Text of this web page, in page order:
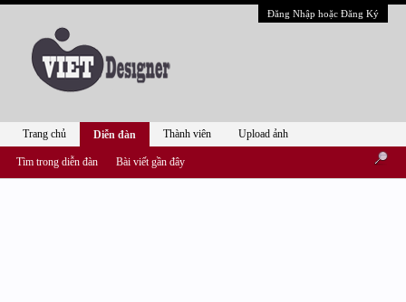
Đăng Nhập hoặc Đăng Ký
Trang chủ Diễn đàn
Tìm trong diễn đàn Bài viết gần đây
Thành viên Upload ảnh